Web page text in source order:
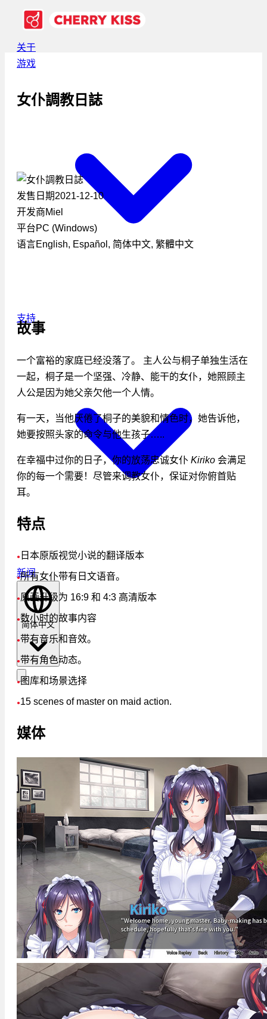
关于
游戏
支持
新闻
简体中文
女仆調教日誌
发售日期2021-12-10
开发商Miel
平台PC (Windows)
语言English, Español, 简体中文, 繁體中文
故事
一个富裕的家庭已经没落了。 主人公与桐子单独生活在
一起，桐子是一个坚强、冷静、能干的女仆，她照顾主
人公是因为她父亲欠他一个人情。
有一天，当他厌倦了桐子的美貌和情色时，她告诉他，
她要按照头家的命令与他生孩子…..
在幸福中过你的日子，你的放荡忠诚女仆 Kiriko 会满足
你的每一个需要！尽管来调教女仆，保证对你俯首贴
耳。
特点
● 日本原版视觉小说的翻译版本
●所有女仆带有日文语音。
●原画升级为 16:9 和 4:3 高清版本
●数小时的故事内容
●带有音乐和音效。
●带有角色动态。
●图库和场景选择
●15 scenes of master on maid action.
媒体